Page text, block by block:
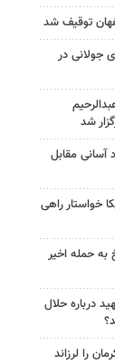
جولانی در
شد
آسانی مقابل
خواستار راهی
به حمله اخیر
درباره حلال